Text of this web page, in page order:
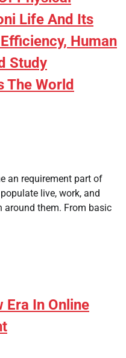
Life And Its
Human
Study
The World
an requirement part of
live, work, and
around them. From basic
Era In Online